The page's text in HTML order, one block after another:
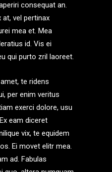
consequat an.
at, vel pertinax
mea et. Mea
id. Vis ei
qui purto zril laoreet.
te ridens
per enim veritus
exerci dolore, usu
eam diceret
vix, te equidem
Ei movet elitr mea.
ad. Fabulas